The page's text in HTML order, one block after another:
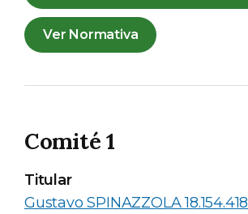
Ver Normativa
Comité 1
Titular
Gustavo SPINAZZOLA 18.154.418